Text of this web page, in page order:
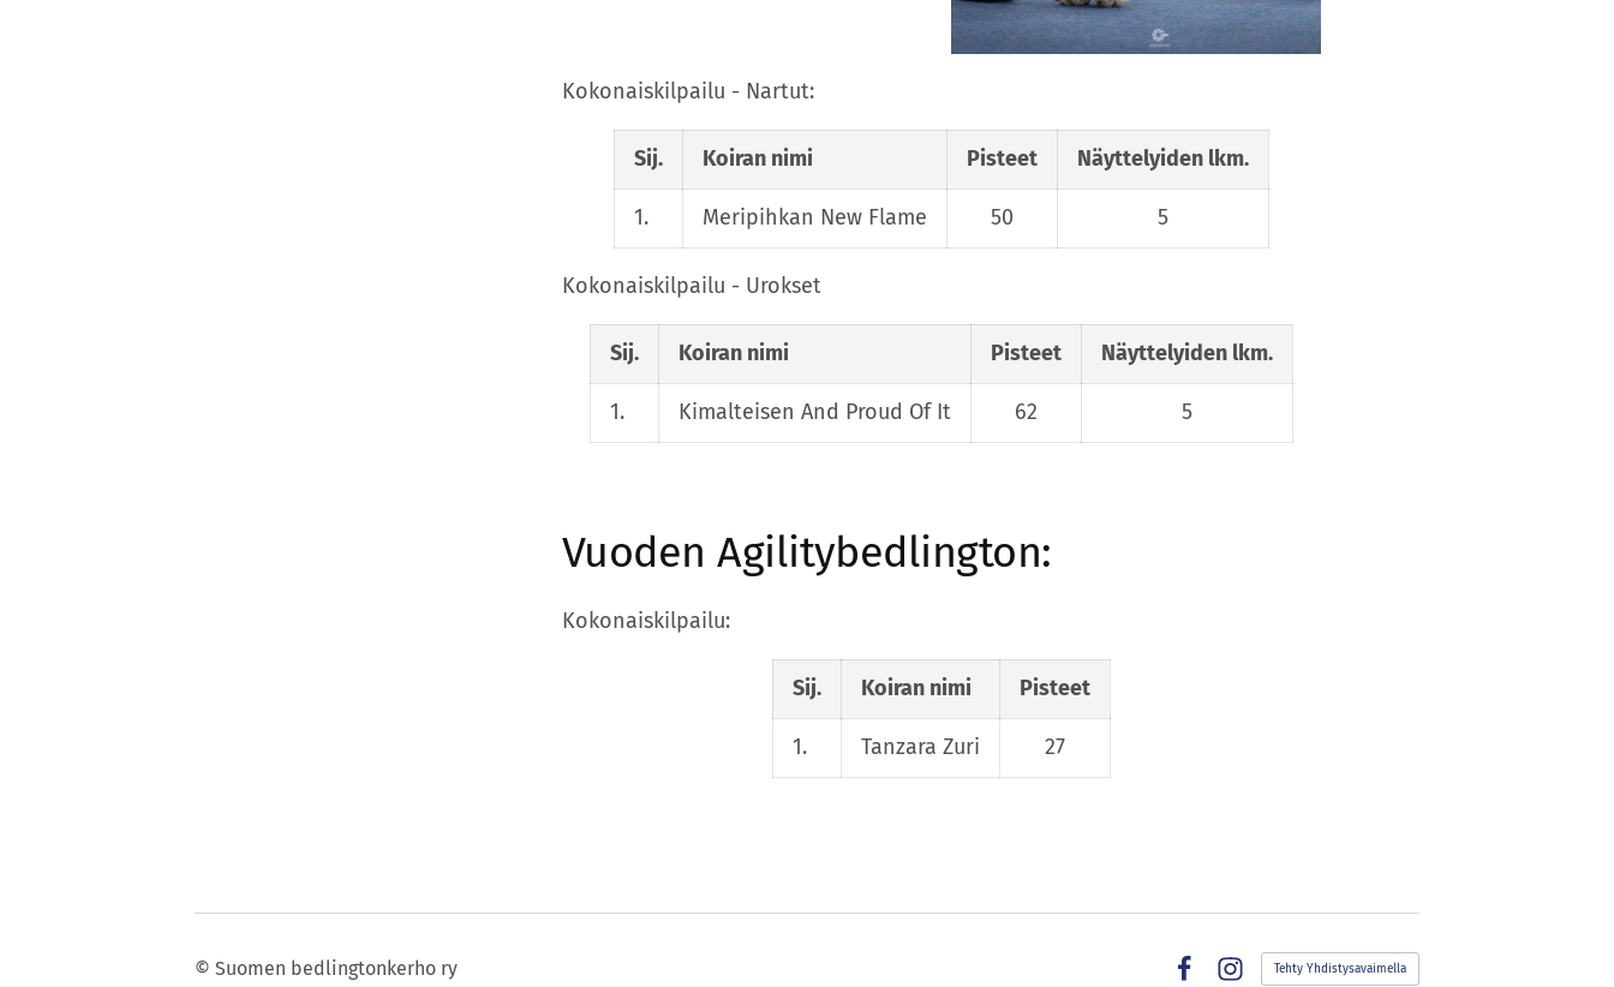
Kokonaiskilpailu - Nartut:
Sij. Koiran nimi Pisteet Näyttelyiden lkm.
1. Meripihkan New Flame 50 5
Kokonaiskilpailu - Urokset
Sij. Koiran nimi Pisteet Näyttelyiden lkm.
1. Kimalteisen And Proud Of It 62 5
Vuoden Agilitybedlington:
Kokonaiskilpailu:
Sij. Koiran nimi Pisteet
1. Tanzara Zuri 27
© Suomen bedlingtonkerho ry
Tehty Yhdistysavaimella